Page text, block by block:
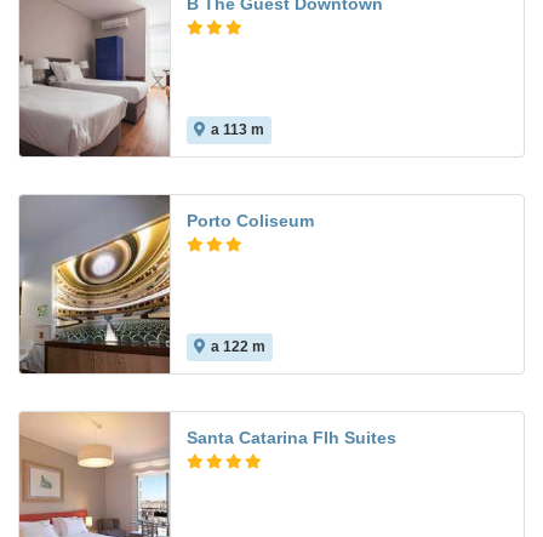
a 113 m
Porto Coliseum
a 122 m
Santa Catarina Flh Suites